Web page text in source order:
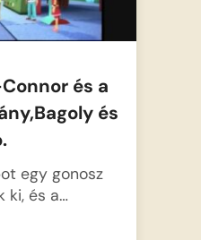
és a
és
egy gonosz
ki, és a…